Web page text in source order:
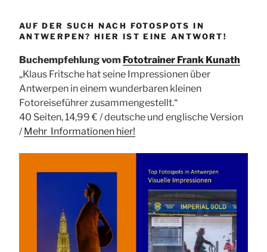
AUF DER SUCH NACH FOTOSPOTS IN
ANTWERPEN? HIER IST EINE ANTWORT!
Buchempfehlung vom Fototrainer Frank Kunath
„Klaus Fritsche hat seine Impressionen über
Antwerpen in einem wunderbaren kleinen
Fotoreiseführer zusammengestellt.“
40 Seiten, 14,99 € / deutsche und englische Version
/ Mehr Informationen hier!